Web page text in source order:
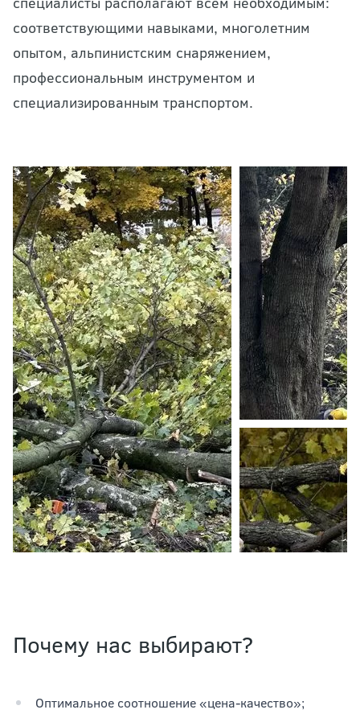
соответствующими навыками, многолетним
опытом, альпинистским снаряжением,
профессиональным инструментом и
специализированным транспортом.
Почему нас выбирают?
Оптимальное соотношение «цена-качество»;